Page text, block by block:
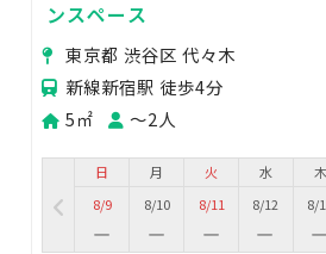
ンスペース
東京都 渋谷区 代々木
新線新宿駅 徒歩4分
5㎡
〜2人
日
8/9
月
8/10
火
8/11
水
8/12
木
8/